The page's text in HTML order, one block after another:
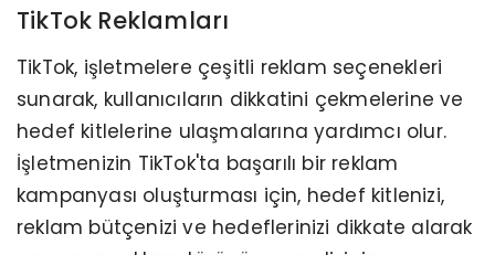
TikTok Reklamları
TikTok, işletmelere çeşitli reklam seçenekleri
sunarak, kullanıcıların dikkatini çekmelerine ve
hedef kitlelerine ulaşmalarına yardımcı olur.
İşletmenizin TikTok'ta başarılı bir reklam
kampanyası oluşturması için, hedef kitlenizi,
reklam bütçenizi ve hedeflerinizi dikkate alarak